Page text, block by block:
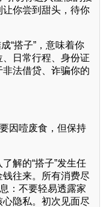
你尝到甜头，待你
“搭子”，意味着你
日常行程、身份证
法借贷、诈骗你的
因噎废食，但保持
解的“搭子”发生任
往来。所有消费尽
：不要轻易透露家
隐私。初次见面尽